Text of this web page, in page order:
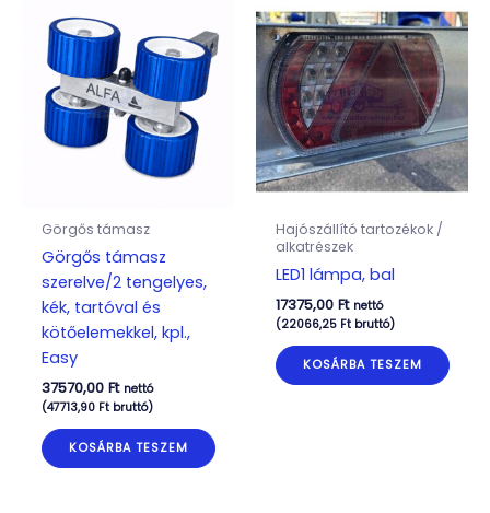
Görgős támasz
Görgős támasz
szerelve/2 tengelyes,
kék, tartóval és
kötőelemekkel, kpl.,
Easy
37570,00 Ft nettó
(47713,90 Ftbruttó)
KOSÁRBA TESZEM
Hajószállító tartozékok /
alkatrészek
LED1 lámpa, bal
17375,00 Ft nettó
(22066,25 Ftbruttó)
KOSÁRBA TESZEM